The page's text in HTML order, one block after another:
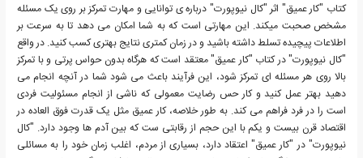
کتاب "کار عمیق" اثر "کال نیوپورت" درباره ی توانایی و مهارت تمرکز بر روی یک مسئله
مشخص صحبت میکند. این مهارتی است که به شما امکان می دهد تا به سرعت بر
اطلاعات پیچیده تسلط داشته باشید و در زمان کمتری نتایج بهتری کسب کنید. در واقع
"کال نیوپورت" در کتاب "کار عمیق" معتقد است که هرگاه بدون حواس پرتی و با تمرکز
بالا روی هر مسئله ای تمرکز شود، این فرآیند باعث می شود شما در آنچه انجام می
دهید بهتر عمل کنید و کار حس رضایت معمولی که ناشی از انجام مسئولیت فردی
است را در فرد فراهم می کند. به طور خلاصه، کار عمیق مثل یک قدرت فوق العاده در
اقتصاد قرن بیست و یکم با این حجم از رقابتی ست که بین آدم ها وجود دارد. "کال
نیوپورت" در "کار عمیق" اعتقاد دارد، بسیاری از مردم، اغلب زمان خود را به مسائلی